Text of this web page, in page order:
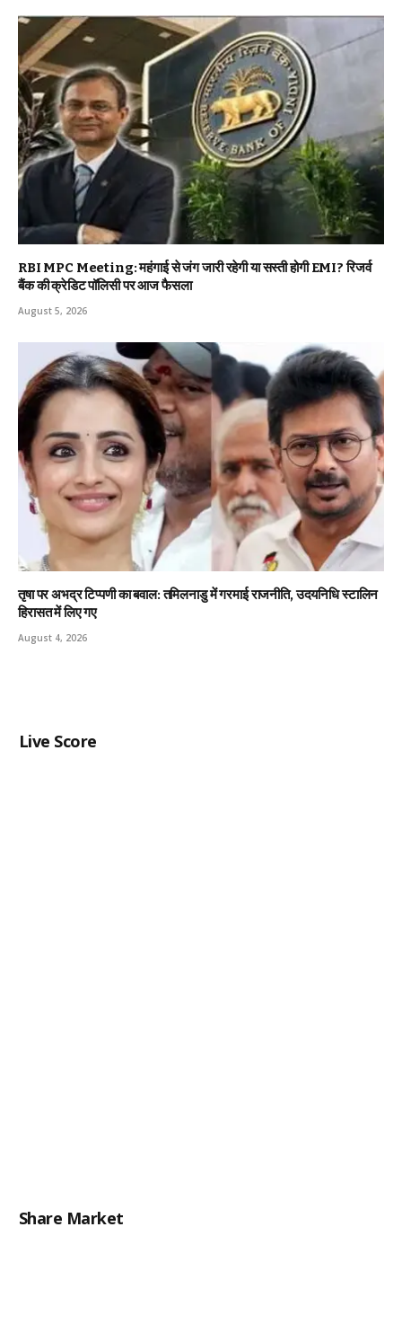
RBI MPC Meeting: महंगाई से जंग जारी रहेगी या सस्ती होगी EMI? रिजर्व
बैंक की क्रेडिट पॉलिसी पर आज फैसला
August 5, 2026
तृषा पर अभद्र टिप्पणी का बवाल: तमिलनाडु में गरमाई राजनीति, उदयनिधि स्टालिन
हिरासत में लिए गए
August 4, 2026
Live Score
Share Market